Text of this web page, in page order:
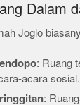
Dalam
Joglo
: Ruang
acara sosial.
: